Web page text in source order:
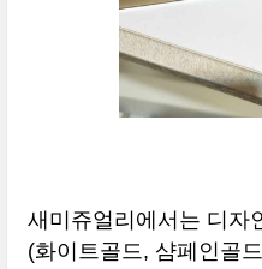
새미쥬얼리에서는 디자
(화이트골드, 샴페인골